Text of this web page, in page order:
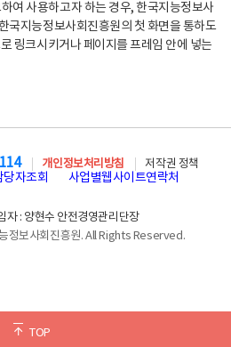
여 사용하고자 하는 경우, 한국지능정보사
국지능정보사회진흥원의 첫 화면을 통하도
링크시키거나 페이지를 프레임 안에 넣는
TOP
개인정보처리방침
저작권 정책
자조회 사업별웹사이트연락처
자 : 양현수 안전경영관리단장
정보사회진흥원. All Rights Reserved.